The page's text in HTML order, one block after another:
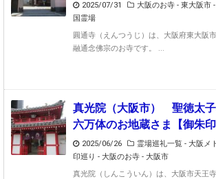
2025/07/31 大阪のお寺 - 東大阪市 -
国霊場
圓通寺（えんつうじ）は、大阪府東大阪
融通念佛宗のお寺です。 ...
真光院（大阪市） 聖徳太
六万体のお地蔵さま【御朱印
2025/06/26
霊場巡礼一覧 - 大阪メ
印巡り - 大阪のお寺 - 大阪市
真光院（しんこういん）は、大阪市天王